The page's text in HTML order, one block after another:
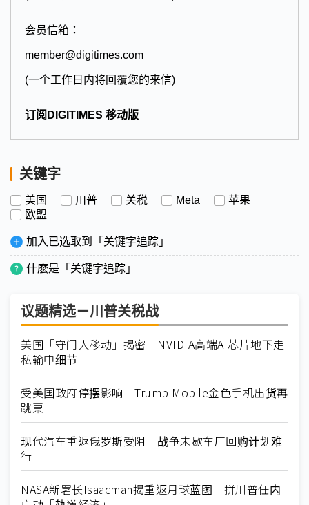
会员信箱：
member@digitimes.com
(一个工作日内将回覆您的来信)
订阅DIGITIMES 移动版
关键字
美国 川普 关税 Meta
苹果
欧盟
加入已选取到「关键字追踪」
什麽是「关键字追踪」
议题精选－川普关税战
美国「守门人移动」揭密 NVIDIA高端AI芯片地下走
私输中细节
受美国政府停摆影响 Trump Mobile金色手机出货再
跳票
现代汽车重返俄罗斯受阻 战争未歇车厂回购计划难
行
NASA新署长Isaacman揭重返月球蓝图 拼川普任内